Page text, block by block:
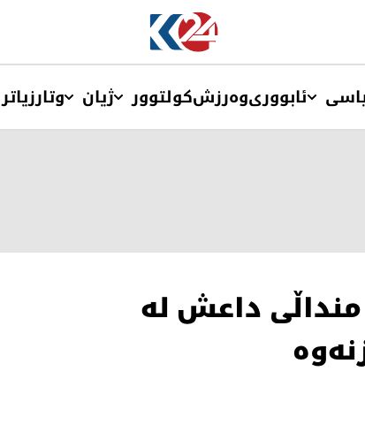
ئابووریوەرزشکولتوور ژیان وتارزیاتر
48 ژن و منداڵی داعش لە